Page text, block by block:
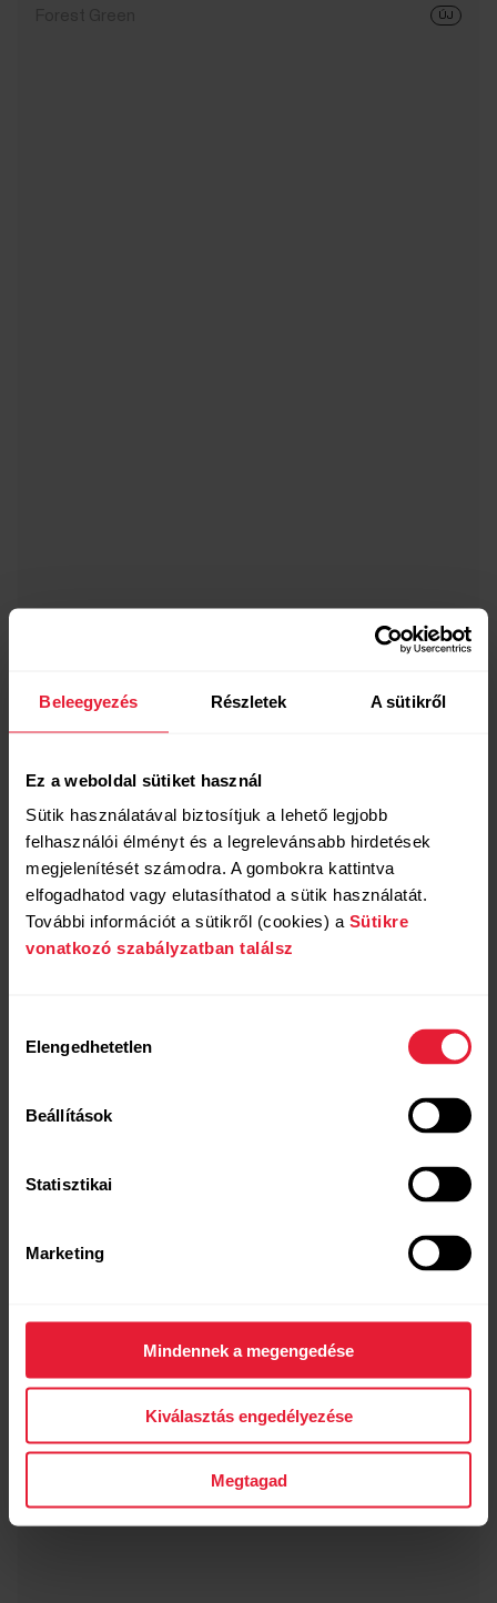
Beleegyezés Részletek A sütikről
Ez a weboldal sütiket használ
Sütik használatával biztosítjuk a lehető legjobb
felhasználói élményt és a legrelevánsabb hirdetések
megjelenítését számodra. A gombokra kattintva
elfogadhatod vagy elutasíthatod a sütik használatát.
További információt a sütikről (cookies) a Sütikre
vonatkozó szabályzatban találsz
kiválasztása
Elengedhetetlen
Beállítások
Statisztikai
Marketing
Mindennek a megengedése
Kiválasztás engedélyezése
Megtagad
ÚJ